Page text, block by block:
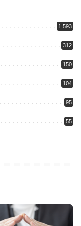
1 593
312
150
104
95
55